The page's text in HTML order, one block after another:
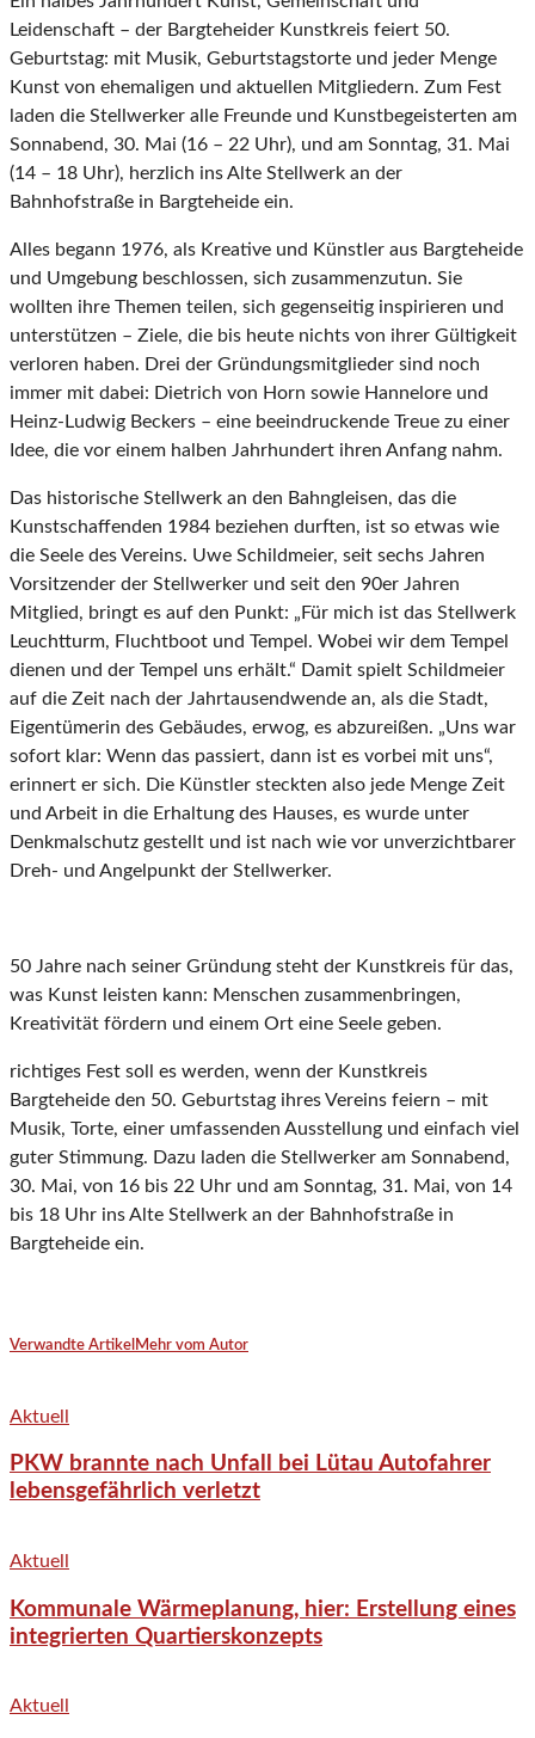
Leidenschaft – der Bargteheider Kunstkreis feiert 50.
Geburtstag: mit Musik, Geburtstagstorte und jeder Menge
Kunst von ehemaligen und aktuellen Mitgliedern. Zum Fest
laden die Stellwerker alle Freunde und Kunstbegeisterten am
Sonnabend, 30. Mai (16 – 22 Uhr), und am Sonntag, 31. Mai
(14 – 18 Uhr), herzlich ins Alte Stellwerk an der
Bahnhofstraße in Bargteheide ein.
Alles begann 1976, als Kreative und Künstler aus Bargteheide
und Umgebung beschlossen, sich zusammenzutun. Sie
wollten ihre Themen teilen, sich gegenseitig inspirieren und
unterstützen – Ziele, die bis heute nichts von ihrer Gültigkeit
verloren haben. Drei der Gründungsmitglieder sind noch
immer mit dabei: Dietrich von Horn sowie Hannelore und
Heinz-Ludwig Beckers – eine beeindruckende Treue zu einer
Idee, die vor einem halben Jahrhundert ihren Anfang nahm.
Das historische Stellwerk an den Bahngleisen, das die
Kunstschaffenden 1984 beziehen durften, ist so etwas wie
die Seele des Vereins. Uwe Schildmeier, seit sechs Jahren
Vorsitzender der Stellwerker und seit den 90er Jahren
Mitglied, bringt es auf den Punkt: „Für mich ist das Stellwerk
Leuchtturm, Fluchtboot und Tempel. Wobei wir dem Tempel
dienen und der Tempel uns erhält.“ Damit spielt Schildmeier
auf die Zeit nach der Jahrtausendwende an, als die Stadt,
Eigentümerin des Gebäudes, erwog, es abzureißen. „Uns war
sofort klar: Wenn das passiert, dann ist es vorbei mit uns“,
erinnert er sich. Die Künstler steckten also jede Menge Zeit
und Arbeit in die Erhaltung des Hauses, es wurde unter
Denkmalschutz gestellt und ist nach wie vor unverzichtbarer
Dreh- und Angelpunkt der Stellwerker.
50 Jahre nach seiner Gründung steht der Kunstkreis für das,
was Kunst leisten kann: Menschen zusammenbringen,
Kreativität fördern und einem Ort eine Seele geben.
richtiges Fest soll es werden, wenn der Kunstkreis
Bargteheide den 50. Geburtstag ihres Vereins feiern – mit
Musik, Torte, einer umfassenden Ausstellung und einfach viel
guter Stimmung. Dazu laden die Stellwerker am Sonnabend,
30. Mai, von 16 bis 22 Uhr und am Sonntag, 31. Mai, von 14
bis 18 Uhr ins Alte Stellwerk an der Bahnhofstraße in
Bargteheide ein.
Verwandte Artikel Mehr vom Autor
Aktuell
PKW brannte nach Unfall bei Lütau Autofahrer
lebensgefährlich verletzt
Aktuell
Kommunale Wärmeplanung, hier: Erstellung eines
integrierten Quartierskonzepts
Aktuell